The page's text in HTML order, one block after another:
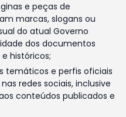
e peças de
marcas, slogans ou
do atual Governo
dos documentos
históricos;
temáticos e perfis oficiais
redes sociais, inclusive
conteúdos publicados e